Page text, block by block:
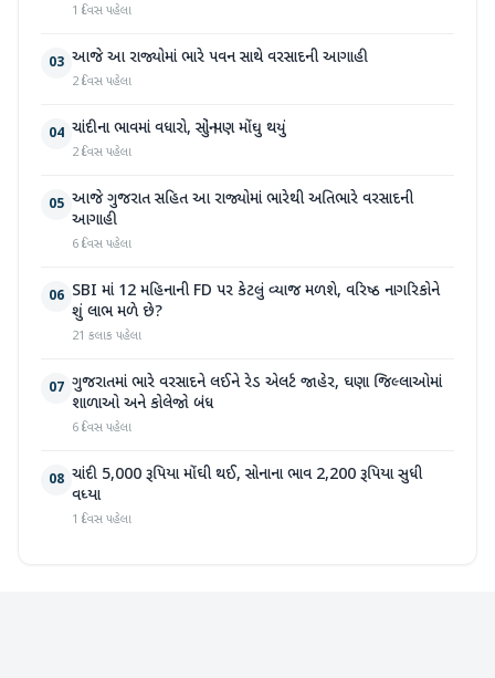
1 દિવસ પહેલા
03 આજે આ રાજ્યોમાં ભારે પવન સાથે વરસાદની આગાહી
2 દિવસ પહેલા
04 ચાંદીના ભાવમાં વધારો, સોનું પણ મોંઘુ થયું
2 દિવસ પહેલા
05 આજે ગુજરાત સહિત આ રાજ્યોમાં ભારેથી અતિભારે વરસાદની
આગાહી
6 દિવસ પહેલા
06 SBI માં 12 મહિનાની FD પર કેટલું વ્યાજ મળશે, વરિષ્ઠ નાગરિકોને
શું લાભ મળે છે?
21 કલાક પહેલા
07 ગુજરાતમાં ભારે વરસાદને લઈને રેડ એલર્ટ જાહેર, ઘણા જિલ્લાઓમાં
શાળાઓ અને કોલેજો બંધ
6 દિવસ પહેલા
08 ચાંદી 5,000 રૂપિયા મોંઘી થઈ, સોનાના ભાવ 2,200 રૂપિયા સુધી
વધ્યા
1 દિવસ પહેલા